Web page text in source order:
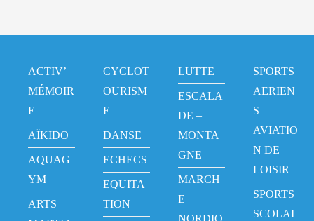
ACTIV’
MÉMOIR
E
AÏKIDO
AQUAG
YM
ARTS
CYCLOT
OURISM
E
DANSE
ECHECS
EQUITA
TION
LUTTE
ESCALA
DE –
MONTA
GNE
MARCH
E
NORDIQ
SPORTS
AERIEN
S –
AVIATIO
N DE
LOISIR
SPORTS
SCOLAI